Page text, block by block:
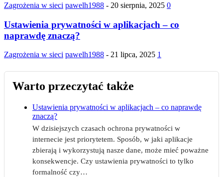
Zagrożenia w sieci pawelh1988 - 20 sierpnia, 2025 0
Ustawienia prywatności w aplikacjach – co
naprawdę znaczą?
Zagrożenia w sieci pawelh1988 - 21 lipca, 2025 1
Warto przeczytać także
Ustawienia prywatności w aplikacjach – co naprawdę
znaczą?
W dzisiejszych czasach ochrona prywatności w
internecie jest priorytetem. Sposób, w jaki aplikacje
zbierają i wykorzystują nasze dane, może mieć poważne
konsekwencje. Czy ustawienia prywatności to tylko
formalność czy…